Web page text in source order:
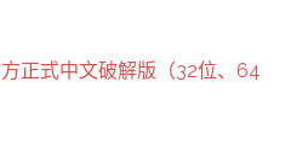
正式中文破解版（32位、64